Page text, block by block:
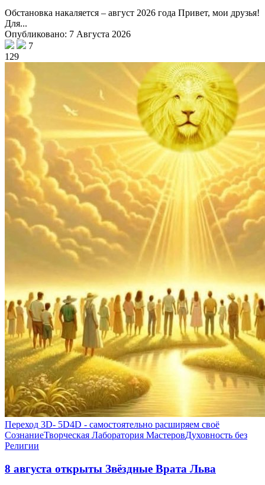
Обстановка накаляется – август 2026 года Привет, мои друзья!
Для...
Опубликовано: 7 Августа 2026
7
129
Переход 3D- 5D4D - самостоятельно расширяем своё
СознаниеТворческая Лаборатория МастеровДуховность без
Религии
8 августа открыты Звёздные Врата Льва